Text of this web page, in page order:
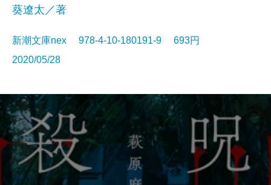
葵遼太／著
新潮文庫nex 978-4-10-180191-9 693円
2020/05/28